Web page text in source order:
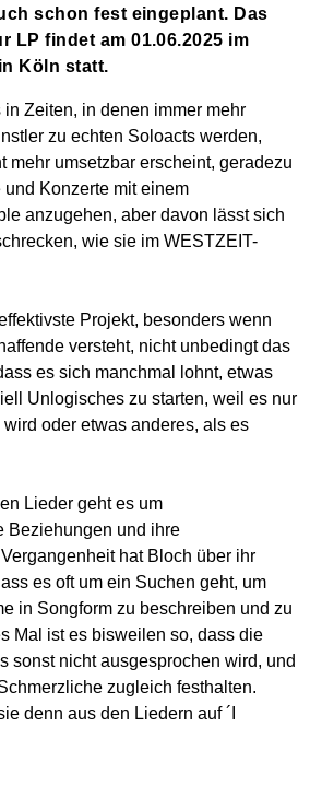
schon fest eingeplant. Das
LP findet am 01.06.2025 im
Köln statt.
Zeiten, in denen immer mehr
zu echten Soloacts werden,
mehr umsetzbar erscheint, geradezu
Konzerte mit einem
anzugehen, aber davon lässt sich
wie sie im WESTZEIT-
Projekt, besonders wenn
versteht, nicht unbedingt das
es sich manchmal lohnt, etwas
Unlogisches zu starten, weil es nur
oder etwas anderes, als es
Lieder geht es um
Beziehungen und ihre
hat Bloch über ihr
es oft um ein Suchen geht, um
in Songform zu beschreiben und zu
Mal ist es bisweilen so, dass die
sonst nicht ausgesprochen wird, und
zugleich festhalten.
denn aus den Liedern auf ´I